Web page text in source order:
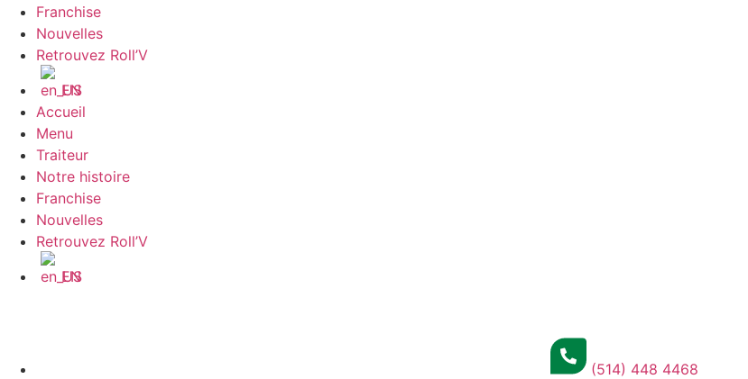
Franchise
Nouvelles
Retrouvez Roll’V
EN
Accueil
Menu
Traiteur
Notre histoire
Franchise
Nouvelles
Retrouvez Roll’V
EN
(514) 448 4468